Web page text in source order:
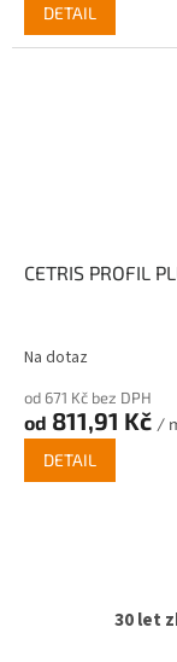
DETAIL
CETRIS PROFIL
Na dotaz
od 671 Kč bez DPH
od 811,91 Kč /
DETAIL
30 let